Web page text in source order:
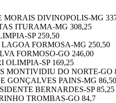
MORAIS DIVINOPOLIS-MG
ITURAMA-MG 308,25
SP 259,50
FORMOSA-MG 250,50
FORMOSO-GO 246,00
SP 169,25
MONTIVIDIU DO NORTE-GO
GONÇALVES PAINS-MG 86,50
BERNARDES-SP 85,25
TROMBAS-GO 84,7